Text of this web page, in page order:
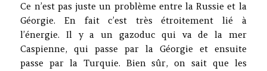
Ce n’est pas juste un problème entre la Russie et la
Géorgie. En fait c’est très étroitement lié à
l’énergie. Il y a un gazoduc qui va de la mer
Caspienne, qui passe par la Géorgie et ensuite
passe par la Turquie. Bien sûr, on sait que les